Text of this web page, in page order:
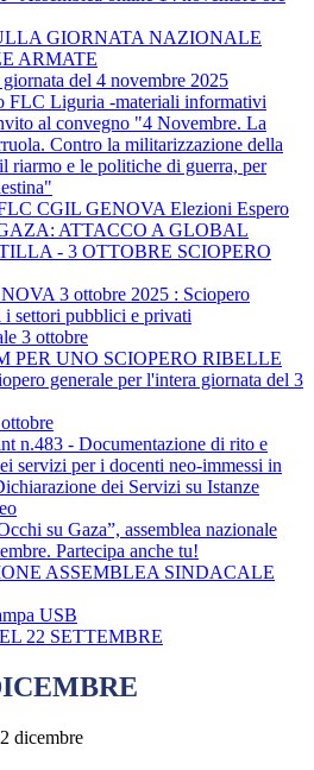
GIORNATA NAZIONALE
ARMATE
del 4 novembre 2025
FLC Liguria -materiali informativi
al convegno "4 Novembre. La
Contro la militarizzazione della
riarmo e le politiche di guerra, per
CGIL GENOVA Elezioni Espero
ATTACCO A GLOBAL
- 3 OTTOBRE SCIOPERO
3 ottobre 2025 : Sciopero
i settori pubblici e privati
3 ottobre
PER UNO SCIOPERO RIBELLE
generale per l'intera giornata del 3
n.483 - Documentazione di rito e
servizi per i docenti neo-immessi in
dei Servizi su Istanze
su Gaza”, assemblea nazionale
Partecipa anche tu!
ASSEMBLEA SINDACALE
USB
22 SETTEMBRE
dicembre